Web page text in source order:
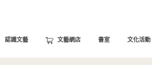
認識文藝 文藝網店 書室 文化活動